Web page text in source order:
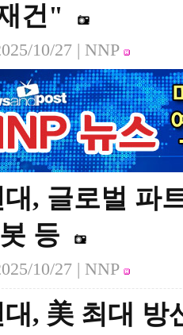
건"
10/27 | NNP
, 글로벌 파
등
10/27 | NNP
, 美 최대 방